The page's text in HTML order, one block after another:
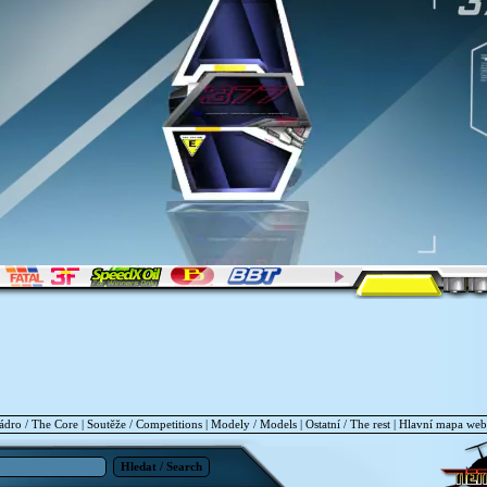
/ The Core| Soutěže / Competitions| Modely / Models| Ostatní / The rest| Hlavní mapa
Hledat / Search